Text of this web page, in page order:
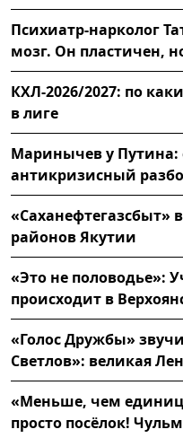
Психиатр-нарколог
мозг. Он пластичен,
КХЛ-2026/2027: по
в лиге
Маринычев у
антикризисный
районов Якутии
«Это не половодье»:
происходит в
«Голос Дружбы»
Светлов»: великая
«Меньше, чем
просто посёлок!